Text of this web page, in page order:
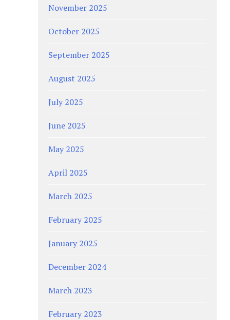
November 2025
October 2025
September 2025
August 2025
July 2025
June 2025
May 2025
April 2025
March 2025
February 2025
January 2025
December 2024
March 2023
February 2023